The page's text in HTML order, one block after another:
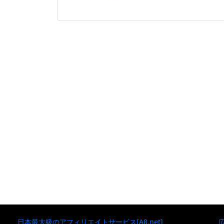
日本最大級のアフィリエイトサービス[A8.net]